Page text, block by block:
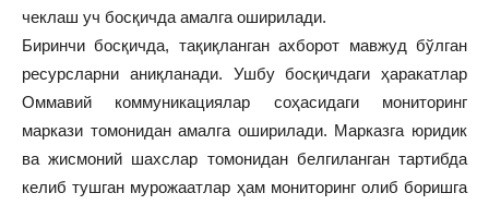
чеклаш уч босқичда амалга оширилади.
Биринчи босқичда, тақиқланган ахборот мавжуд бўлган
ресурсларни аниқланади. Ушбу босқичдаги ҳаракатлар
Оммавий коммуникациялар соҳасидаги мониторинг
маркази томонидан амалга оширилади. Марказга юридик
ва жисмоний шахслар томонидан белгиланган тартибда
келиб тушган мурожаатлар ҳам мониторинг олиб боришга